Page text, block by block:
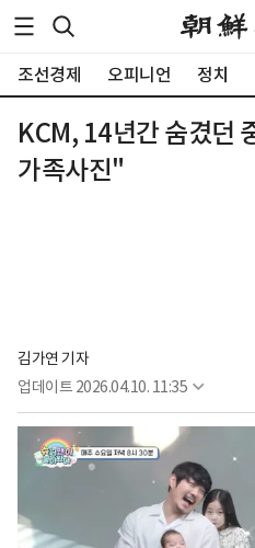
조선경제 오피니언 정치
KCM, 14년간 숨겼던
가족사진"
김가연 기자
업데이트 2026.04.10. 11:35